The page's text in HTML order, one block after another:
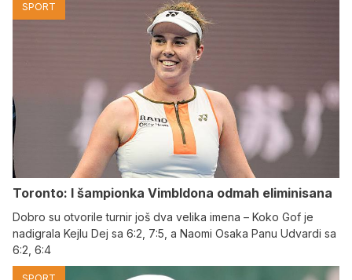
SPORT
Toronto: I šampionka Vimbldona odmah eliminisana
Dobro su otvorile turnir još dva velika imena – Koko Gof je
nadigrala Kejlu Dej sa 6:2, 7:5, a Naomi Osaka Panu Udvardi sa
6:2, 6:4